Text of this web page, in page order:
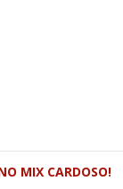
MIX CARDOSO!